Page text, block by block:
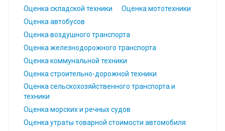
Оценка складской техники
Оценка мототехники
Оценка автобусов
Оценка воздушного транспорта
Оценка железнодорожного транспорта
Оценка коммунальной техники
Оценка строительно-дорожной техники
Оценка сельскохозяйственного транспорта и
техники
Оценка морских и речных судов
Оценка утраты товарной стоимости автомобиля